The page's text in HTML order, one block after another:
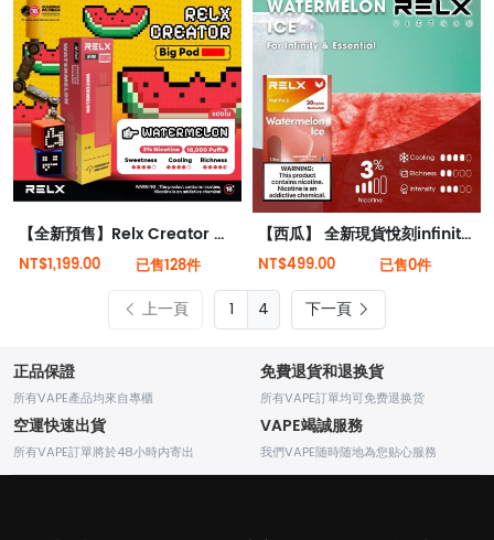
【全新預售】Relx Creator 積木系列 18000puffs 煙彈
NT$1,199.00 已售128件
【西瓜】 全新現貨悅刻infinity 2六代煙彈(煙彈x1)(通用Relx 4, 5代主機)
NT$499.00 已售0件
上一頁 4 下一頁
正品保證
所有VAPE產品均來自專櫃
免費退貨和退换貨
所有VAPE訂單均可免费退换货
空運快速出貨
所有VAPE訂單將於48小時内寄出
VAPE竭誠服務
我們VAPE随時随地為您贴心服務